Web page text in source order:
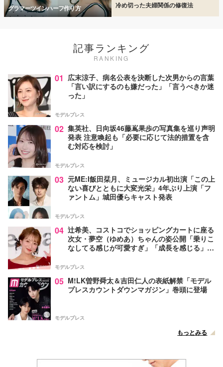
グラマーツインハーフ作り方 冷め切った夫婦関係の修復法
記事ランキング
RANKING
01 広末涼子、病名公表を決断した次男からの言葉
「言い訳にするのも嫌だった」「言うべきか迷
った」
モデルプレス
02 集英社、日向坂46藤嶌果歩の写真集を巡り声明
発表 注意喚起も「必要に応じて法的措置を含
む対応を検討」
モデルプレス
03 元ME:I飯田栞月、ミュージカル初出演「この上
ない喜びとともに大変光栄」4年ぶり上演「フ
ァントム」城田優らキャスト発表
モデルプレス
04 辻希美、コストコでショッピングカートに座る
次女・夢空（ゆめあ）ちゃんの姿公開「乗りこ
なしてる感じが可愛すぎ」「成長を感じる」の
モデルプレス
05 M!LK曽野舜太＆吉田仁人の表紙解禁「モデル
プレスカウントダウンマガジン」巻頭に登場
モデルプレス
もっとみる